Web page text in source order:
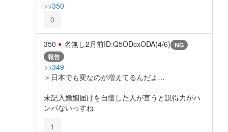
>>350
0
350 名無し2月前ID:Q5ODcxODA(4/6) NG
報告
>>349
＞日本でも変なのが増えてるんだよ…
未記入婚姻届けを自慢した人が言うと説得力がハ
ンパないっすね
1